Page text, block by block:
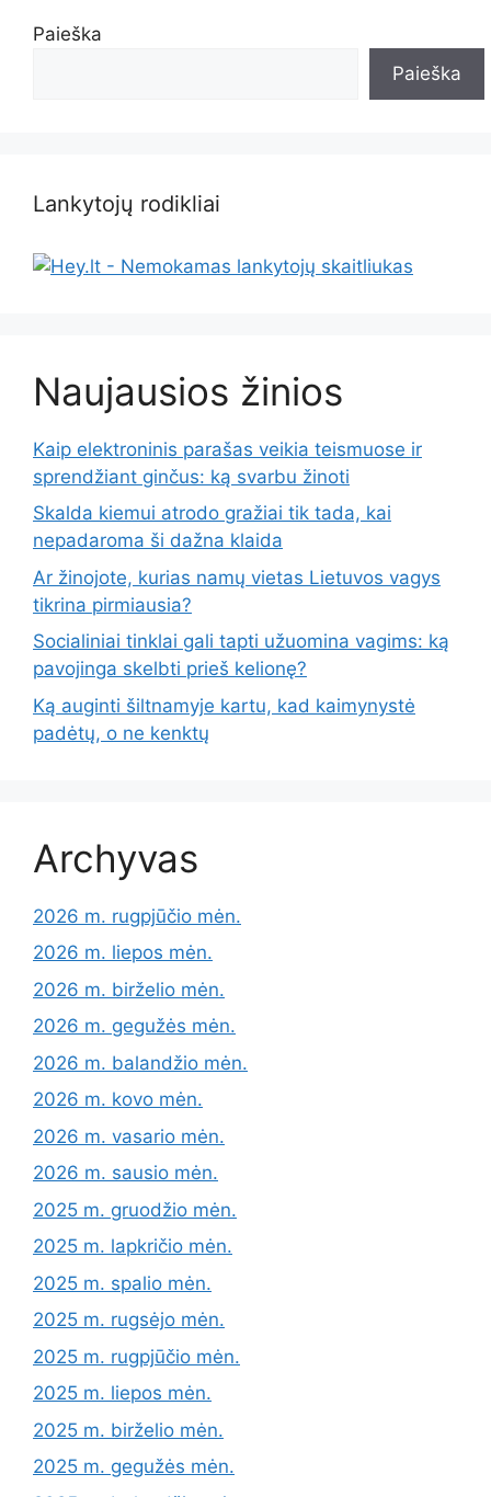
Paieška
Paieška
Lankytojų rodikliai
Naujausios žinios
Kaip elektroninis parašas veikia teismuose ir
sprendžiant ginčus: ką svarbu žinoti
Skalda kiemui atrodo gražiai tik tada, kai
nepadaroma ši dažna klaida
Ar žinojote, kurias namų vietas Lietuvos vagys
tikrina pirmiausia?
Socialiniai tinklai gali tapti užuomina vagims: ką
pavojinga skelbti prieš kelionę?
Ką auginti šiltnamyje kartu, kad kaimynystė
padėtų, o ne kenktų
Archyvas
2026 m. rugpjūčio mėn.
2026 m. liepos mėn.
2026 m. birželio mėn.
2026 m. gegužės mėn.
2026 m. balandžio mėn.
2026 m. kovo mėn.
2026 m. vasario mėn.
2026 m. sausio mėn.
2025 m. gruodžio mėn.
2025 m. lapkričio mėn.
2025 m. spalio mėn.
2025 m. rugsėjo mėn.
2025 m. rugpjūčio mėn.
2025 m. liepos mėn.
2025 m. birželio mėn.
2025 m. gegužės mėn.